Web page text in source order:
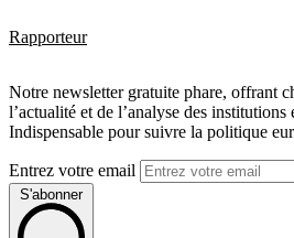
Rapporteur
Notre newsletter gratuite phare, offrant
l’actualité et de l’analyse des institutions
Indispensable pour suivre la politique
Entrez votre email
S'abonner